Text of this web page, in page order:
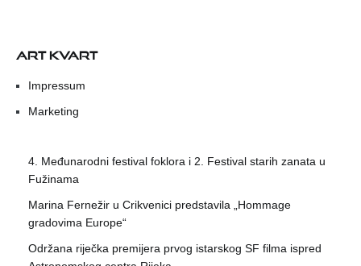
ART KVART
Impressum
Marketing
4. Međunarodni festival foklora i 2. Festival starih zanata u
Fužinama
Marina Fernežir u Crikvenici predstavila „Hommage
gradovima Europe“
Održana riječka premijera prvog istarskog SF filma ispred